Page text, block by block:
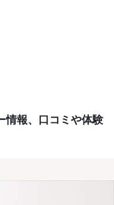
情報、口コミや体験